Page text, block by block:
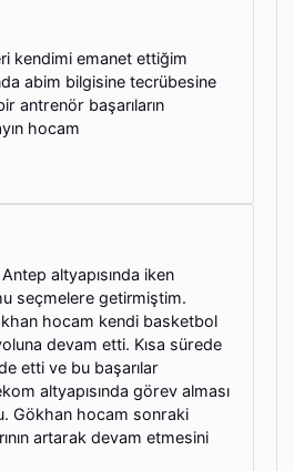
kendimi emanet ettiğim
abim bilgisine tecrübesine
antrenör başarıların
hocam
altyapısında iken
seçmelere getirmiştim.
hocam kendi basketbol
devam etti. Kısa sürede
etti ve bu başarılar
altyapısında görev alması
Gökhan hocam sonraki
artarak devam etmesini